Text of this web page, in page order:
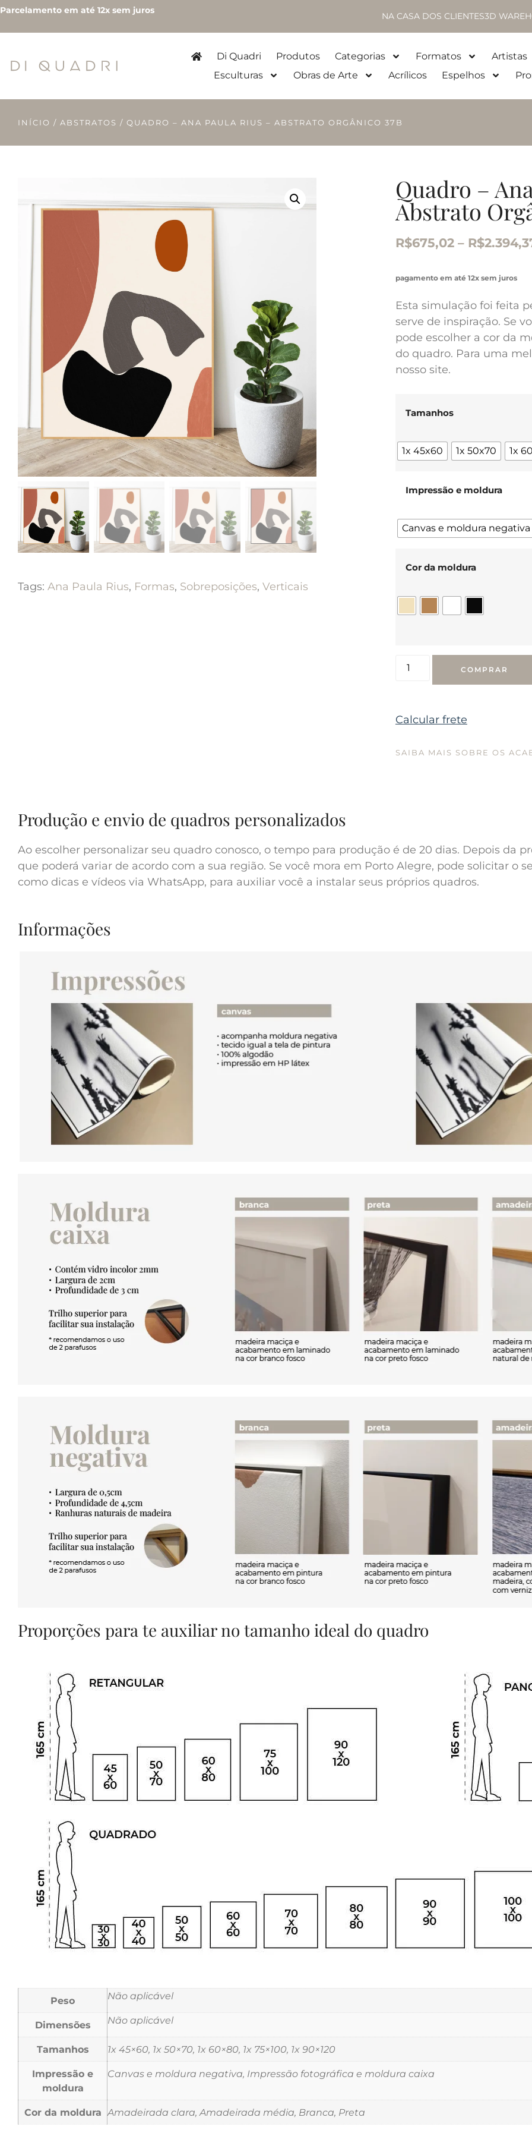
Parcelamento em até 12x sem juros
NA CASA DOS CLIENTES3D
Di Quadri Produtos Categorias Formatos Artistas
Esculturas
Obras de Arte Acrílicos Espelhos
INÍCIO / ABSTRATOS / QUADRO – ANA PAULA RIUS – ABSTRATO ORGÂNICO 37B
Tags: Ana Paula Rius, Formas, Sobreposições, Verticais
Quadro –
Abstrato
R$675,02 – R$
pagamento em até 12x sem juros
Esta simulação foi feita
serve de inspiração. Se
pode escolher a cor da
do quadro. Para uma
nosso site.
Tamanhos
1x 45x60 1x 50x70 1x
Impressão e moldura
Canvas e moldura negativa
Cor da moldura
COMPRAR
Calcular frete
SAIBA MAIS SOBRE OS
Produção e envio de quadros personalizados
Ao escolher personalizar seu quadro conosco, o tempo para produção é de 20 dias. Depois da
que poderá variar de acordo com a sua região. Se você mora em Porto Alegre, pode solicitar o
como dicas e vídeos via WhatsApp, para auxiliar você a instalar seus próprios quadros.
Informações
Proporções para te auxiliar no tamanho ideal do quadro
Peso Não aplicável
Dimensões Não aplicável
Tamanhos 1x 45×60, 1x 50×70, 1x 60×80, 1x 75×100, 1x 90×120
Impressão e
moldura
Canvas e moldura negativa, Impressão fotográfica e moldura caixa
Cor da moldura Amadeirada clara, Amadeirada média, Branca, Preta